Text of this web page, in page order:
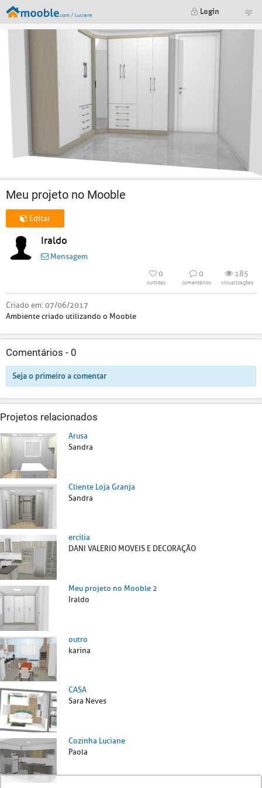
Login
Meu projeto no Mooble
Editar
Iraldo
Mensagem
0
curtidas
0
comentários
185
visualizações
Criado em:07/06/2017
Ambiente criado utilizando o Mooble
Comentários - 0
Seja o primeiro a comentar
Projetos relacionados
Arusa
Sandra
Cliente Loja Granja
Sandra
ercilia
DANI VALERIO MOVEIS E DECORAÇÃO
Meu projeto no Mooble 2
Iraldo
outro
karina
CASA
Sara Neves
Cozinha Luciane
Paola